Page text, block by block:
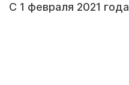
С 1 февраля 2021